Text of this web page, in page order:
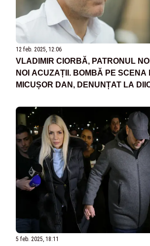
12 feb. 2025, 12:06
VLADIMIR CIORBĂ, PATRONUL
NOI ACUZAȚII. BOMBĂ PE SCENA
MICUȘOR DAN, DENUNȚAT LA
5 feb. 2025, 18:11